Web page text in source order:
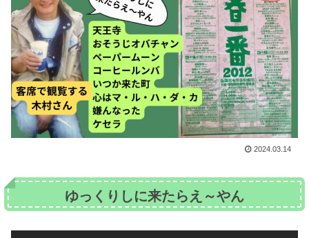
2024.03.14
ゆっくりしに来たらえ～やん